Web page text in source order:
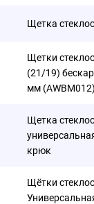
Щетка
Щетки
(21/19)
мм
Щетка
крюк
Щётки